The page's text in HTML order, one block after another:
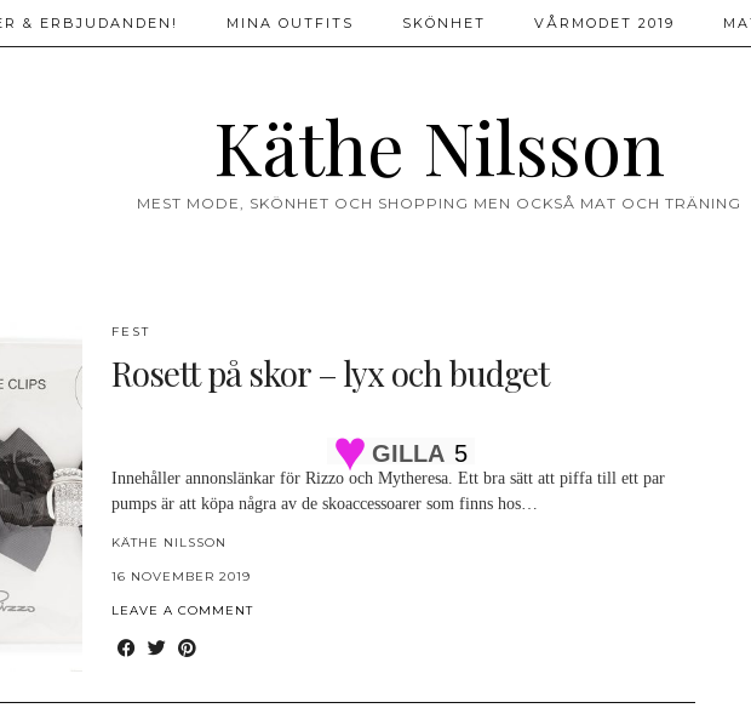
Käthe Nilsson
MEST MODE, SKÖNHET OCH SHOPPING MEN OCKSÅ MAT OCH TRÄNING
& ERBJUDANDEN! MINA OUTFITS SKÖNHET VÅRMODET 2019
FEST
Rosett på skor – lyx och budget
GILLA 5
Innehåller annonslänkar för Rizzo och Mytheresa. Ett bra sätt att piffa till ett par
pumps är att köpa några av de skoaccessoarer som finns hos…
KÄTHE NILSSON
16 NOVEMBER 2019
LEAVE A COMMENT